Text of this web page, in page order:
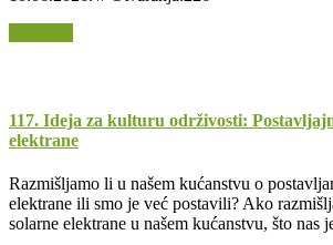
117. Ideja za kulturu održivosti:
elektrane
Razmišljamo li u našem kućanstvu o
elektrane ili smo je već postavili? Ako
solarne elektrane u našem kućanstvu, što nas